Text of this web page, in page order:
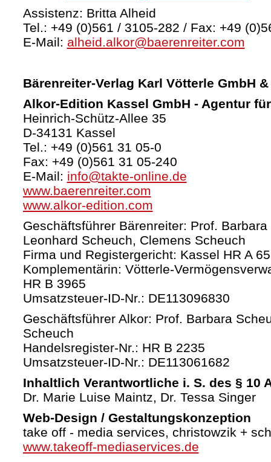
Assistenz: Britta Alheid
Tel.: +49 (0)561 / 3105-282 / Fax: +49
E-Mail: alheid.alkor@baerenreiter.com
Bärenreiter-Verlag Karl Vötterle GmbH &
Alkor-Edition Kassel GmbH - Agentur
Heinrich-Schütz-Allee 35
D-34131 Kassel
Tel.: +49 (0)561 31 05-0
Fax: +49 (0)561 31 05-240
E-Mail: info@takte-online.de
www.baerenreiter.com
www.alkor-edition.com
Geschäftsführer Bärenreiter: Prof.
Leonhard Scheuch, Clemens Scheuch
Firma und Registergericht: Kassel HR A
Komplementärin: Vötterle-
HR B 3965
Umsatzsteuer-ID-Nr.: DE113096830
Geschäftsführer Alkor: Prof. Barbara
Scheuch
Handelsregister-Nr.: HR B 2235
Umsatzsteuer-ID-Nr.: DE113061682
Inhaltlich Verantwortliche i. S. des § 10
Dr. Marie Luise Maintz, Dr. Tessa Singer
Web-Design / Gestaltungskonzeption
take off - media services, christowzik +
www.takeoff-mediaservices.de